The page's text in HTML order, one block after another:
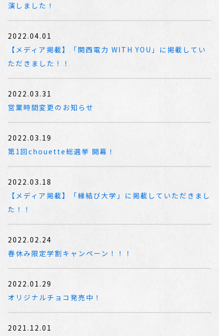
演しました！
2022.04.01
【メディア掲載】「関西電力 WITH YOU」に掲載してい
ただきました！！
2022.03.31
営業時間変更のお知らせ
2022.03.19
第1回chouette総選挙 開幕！
2022.03.18
【メディア掲載】「縁結び大学」に掲載していただきまし
た！！
2022.02.24
春休み限定学割キャンペーン！！！
2022.01.29
オリジナルチョコ発売中！
2021.12.01